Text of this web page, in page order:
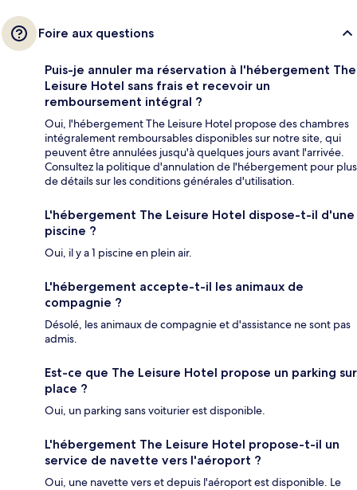
Foire aux questions
Puis-je annuler ma réservation à l'hébergement The
Leisure Hotel sans frais et recevoir un
remboursement intégral ?
Oui, l'hébergement The Leisure Hotel propose des chambres
intégralement remboursables disponibles sur notre site, qui
peuvent être annulées jusqu'à quelques jours avant l'arrivée.
Consultez la politique d'annulation de l'hébergement pour plus
de détails sur les conditions générales d'utilisation.
L'hébergement The Leisure Hotel dispose-t-il d'une
piscine ?
Oui, il y a 1 piscine en plein air.
L'hébergement accepte-t-il les animaux de
compagnie ?
Désolé, les animaux de compagnie et d'assistance ne sont pas
admis.
Est-ce que The Leisure Hotel propose un parking sur
place ?
Oui, un parking sans voiturier est disponible.
L'hébergement The Leisure Hotel propose-t-il un
service de navette vers l'aéroport ?
Oui, une navette vers et depuis l'aéroport est disponible. Le